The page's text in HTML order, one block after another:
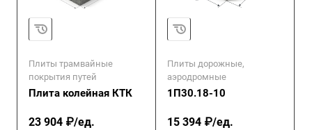
Плиты трамвайные
покрытия путей
Плита колейная КТК
23 904 ₽/ед.
Плиты дорожные,
аэродромные
1П30.18-10
15 394 ₽/ед.